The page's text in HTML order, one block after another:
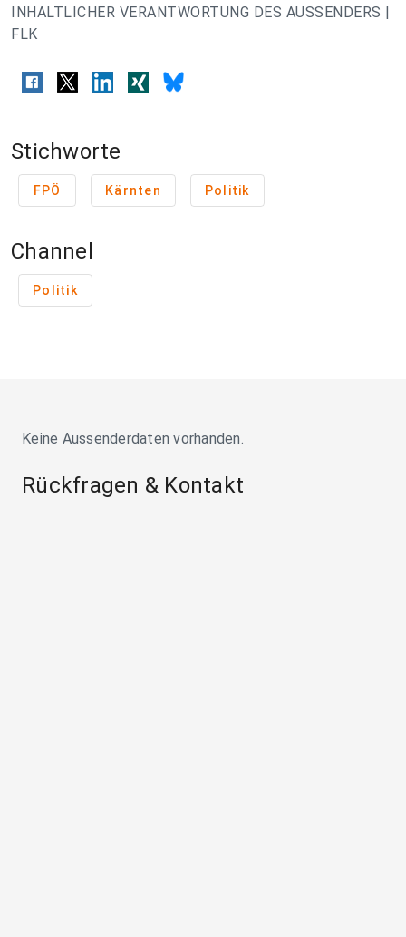
INHALTLICHER VERANTWORTUNG DES AUSSENDERS |
FLK
Stichworte
FPÖ Kärnten Politik
Channel
Politik
Keine Aussenderdaten vorhanden.
Rückfragen & Kontakt